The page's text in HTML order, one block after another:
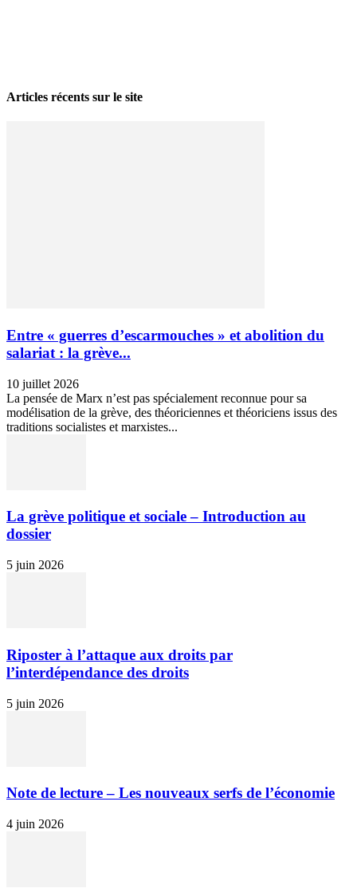
Articles récents sur le site
Entre « guerres d’escarmouches » et abolition du
salariat : la grève...
10 juillet 2026
La pensée de Marx n’est pas spécialement reconnue pour sa
modélisation de la grève, des théoriciennes et théoriciens issus des
traditions socialistes et marxistes...
La grève politique et sociale – Introduction au
dossier
5 juin 2026
Riposter à l’attaque aux droits par
l’interdépendance des droits
5 juin 2026
Note de lecture – Les nouveaux serfs de l’économie
4 juin 2026